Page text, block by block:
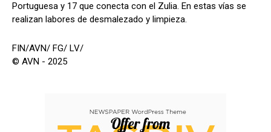
Portuguesa y 17 que conecta con el Zulia. En estas vías se
realizan labores de desmalezado y limpieza.
FIN/AVN/ FG/ LV/
© AVN - 2025